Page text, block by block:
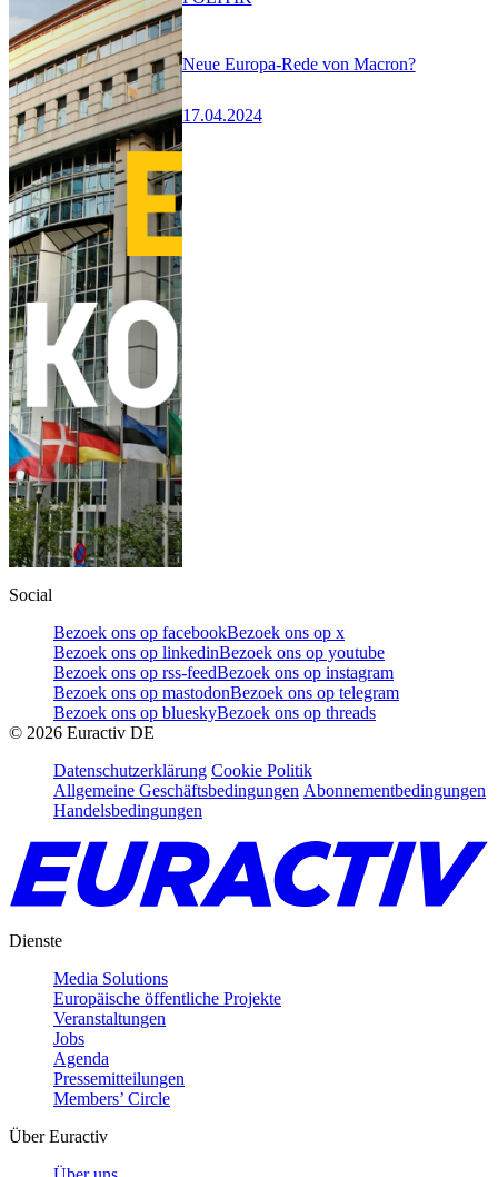
Neue Europa-Rede von Macron?
17.04.2024
Social
Bezoek ons op facebookBezoek ons op x
Bezoek ons op linkedinBezoek ons op youtube
Bezoek ons op rss-feedBezoek ons op instagram
Bezoek ons op mastodonBezoek ons op telegram
Bezoek ons op blueskyBezoek ons op threads
© 2026 Euractiv DE
Datenschutzerklärung Cookie Politik
Allgemeine Geschäftsbedingungen Abonnementbedingungen
Handelsbedingungen
Dienste
Media Solutions
Europäische öffentliche Projekte
Veranstaltungen
Jobs
Agenda
Pressemitteilungen
Members’ Circle
Über Euractiv